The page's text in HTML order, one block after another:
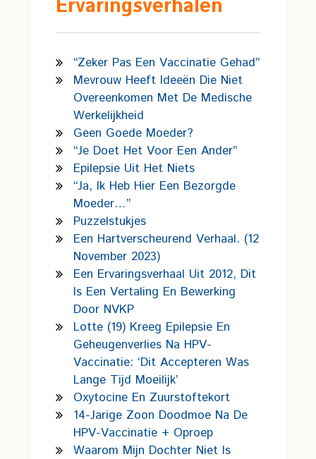
Ervaringsverhalen
“Zeker Pas Een Vaccinatie Gehad”
Mevrouw Heeft Ideeën Die Niet
Overeenkomen Met De Medische
Werkelijkheid
Geen Goede Moeder?
“Je Doet Het Voor Een Ander”
Epilepsie Uit Het Niets
“Ja, Ik Heb Hier Een Bezorgde
Moeder…”
Puzzelstukjes
Een Hartverscheurend Verhaal. (12
November 2023)
Een Ervaringsverhaal Uit 2012, Dit
Is Een Vertaling En Bewerking
Door NVKP
Lotte (19) Kreeg Epilepsie En
Geheugenverlies Na HPV-
Vaccinatie: ‘Dit Accepteren Was
Lange Tijd Moeilijk’
Oxytocine En Zuurstoftekort
14-Jarige Zoon Doodmoe Na De
HPV-Vaccinatie + Oproep
Waarom Mijn Dochter Niet Is